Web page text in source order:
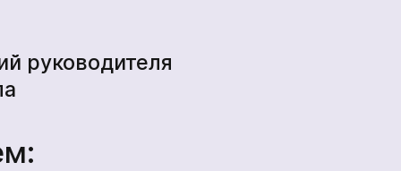
руководителя
*